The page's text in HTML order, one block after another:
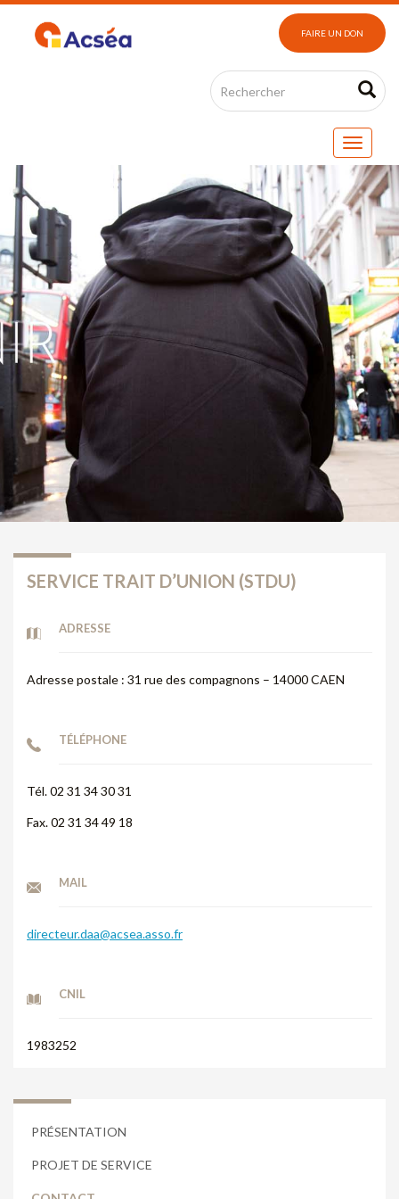
FAIRE UN DON
SERVICE TRAIT D’UNION (STDU)
ADRESSE
Adresse postale : 31 rue des compagnons – 14000 CAEN
TÉLÉPHONE
Tél. 02 31 34 30 31
Fax. 02 31 34 49 18
MAIL
directeur.daa@acsea.asso.fr
CNIL
1983252
PRÉSENTATION
PROJET DE SERVICE